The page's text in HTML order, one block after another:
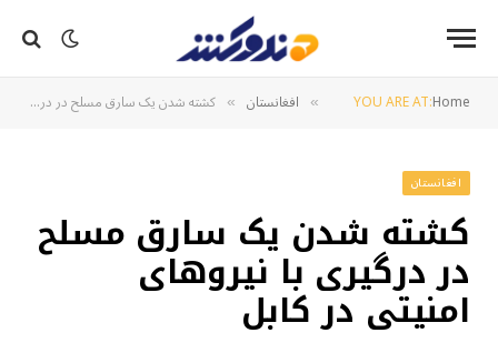
YOU ARE AT:Home
» افغانستان » کشته شدن یک سارق مسلح در درگیری با نیروهای امنیتی در کابل
افغانستان
کشته شدن یک سارق مسلح
در درگیری با نیروهای
امنیتی در کابل